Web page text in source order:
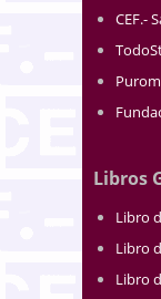
CEF.-
Libros
Libro
Libro
Libro